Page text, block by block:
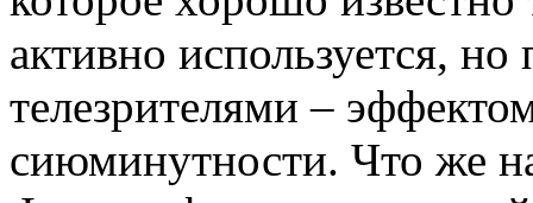
активно используется, но
телезрителями –
сиюминутности. Что же